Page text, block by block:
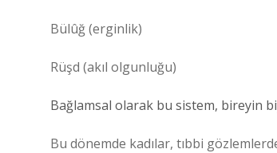
Bülûğ (erginlik)
Rüşd (akıl olgunluğu)
Bağlamsal olarak bu sistem, bireyin
Bu dönemde kadılar, tıbbi